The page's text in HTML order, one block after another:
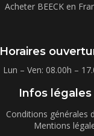
Acheter BEECK en
Horaires
Lun – Ven: 08.00h –
Infos légales
Conditions générales
Mentions